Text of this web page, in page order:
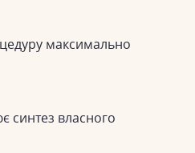
максимально
синтез власного